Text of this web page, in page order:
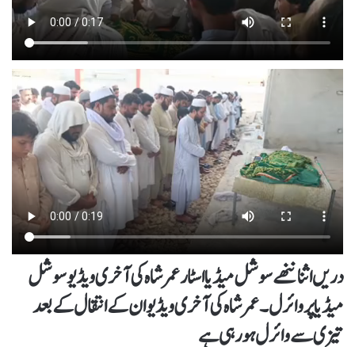
دریں اثنا ننھے سوشل میڈیا اسٹار عمر شاہ کی آخری ویڈیو سوشل
میڈیا پر وائرل۔ عمر شاہ کی آخری ویڈیو ان کے انتقال کے بعد
تیزی سے وائرل ہو رہی ہے